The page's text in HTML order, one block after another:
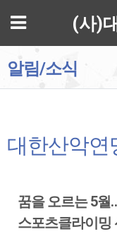
메뉴 (사)
알림/소식
대한산악연
꿈을 오르는 5월
스포츠클라이밍